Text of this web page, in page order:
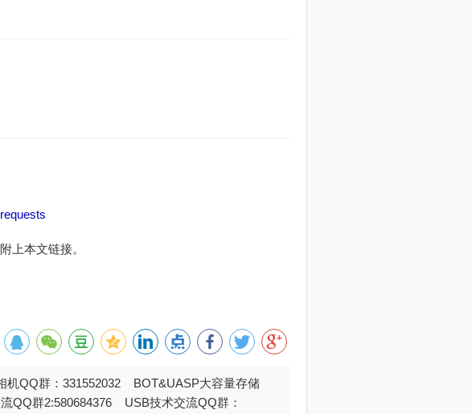
上本文链接。
QQ群：331552032 BOT&UASP大容量存储
QQ群2:580684376 USB技术交流QQ群：